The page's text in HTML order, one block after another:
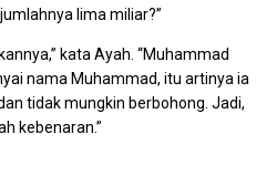
lima miliar?”
kata Ayah. “Muhammad
nama Muhammad, itu artinya ia
tidak mungkin berbohong. Jadi,
kebenaran.”